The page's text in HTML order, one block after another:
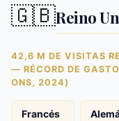
🇬🇧Reino
42,6 M DE VISITAS
— RÉCORD DE
ONS, 2024)
Francés